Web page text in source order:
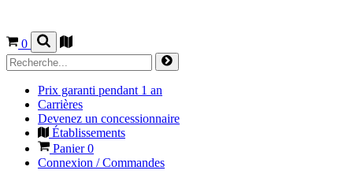
0
Prix garanti pendant 1 an
Carrières
Devenez un concessionnaire
Établissements
Panier0
Connexion / Commandes